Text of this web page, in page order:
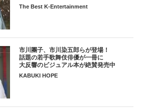
The Best K-Entertainment
市川團子、市川染五郎らが登場！
話題の若手歌舞伎俳優が一冊に
大反響のビジュアル本が絶賛発売中
KABUKI HOPE